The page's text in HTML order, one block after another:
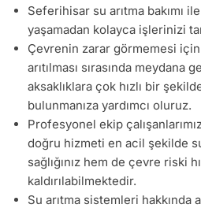
Seferihisar su arıtma bakımı
yaşamadan kolayca işlerinizi
Çevrenin zarar görmemesi
arıtılması sırasında meydana
aksaklıklara çok hızlı bir
bulunmanıza yardımcı oluruz.
Profesyonel ekip
doğru hizmeti en acil şekilde
sağlığınız hem de çevre riski
kaldırılabilmektedir.
Su arıtma sistemleri hakkında